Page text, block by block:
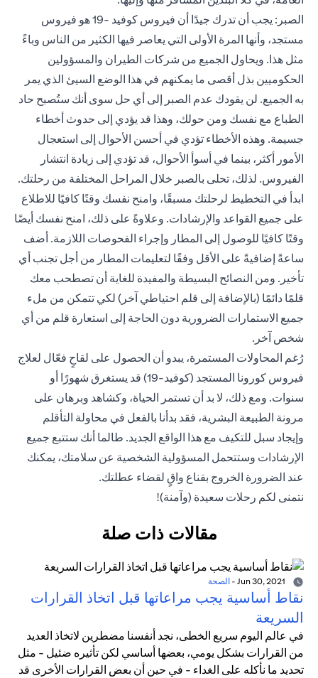
الصبر: يجب أن تدرك جيدًا أن فيروس كوفيد -19 هو فيروس
مستجد، وأنها المرة الأولى التي يعاصر فيها الكثير من الناس وباءً
مثل هذا. ويحاول الجميع من شركات الطيران والمسؤولين
الحكوميين بذل أقصى ما يمكنهم في هذا الوضع السيئ الذي يمر
به الجميع. لن يقودك عدم الصبر إلى أي حل سوى أنك ستُصبح حاد
الطباع مع نفسك ومن حولك، وهذا قد يؤدي إلى حدوث أخطاء
جسيمة. وهذه الأخطاء تؤدي في أحسن الأحوال إلى استعجال
الأمور أكثر، بينما في أسوأ الأحوال، قد تؤدي إلى زيادة انتشار
الفيروس. لذلك، تحلى بالصبر خلال المراحل المختلفة من رحلتك.
ابدأ في التخطيط لرحلتك مسبقًا، وامنح نفسك وقتًا كافيًا للاطلاع
على جميع القواعد والإرشادات. وعلاوةً على ذلك، امنح نفسك أيضًا
وقتًا كافيًا للوصول إلى المطار وإجراء الفحوصات اللازمة. أضف
ساعةً إضافيةً على الأقل وفقًا لتعليمات المطار من أجل تجنب أي
تأخير. ومن النصائح البسيطة والمفيدة للغاية أن تصطحب معك
قلمًا دائمًا (بالإضافة إلى قلم احتياطي آخر) لكي تتمكن من ملء
جميع الاستمارات الضرورية دون الحاجة إلى استعارة قلم من أي
شخص آخر.
رُغم المحاولات المستمرة، يبدو أن الحصول على لقاحٍ فعّال لعلاج
فيروس كورونا المستجد (كوفيد-19) قد يستغرق شهورًا أو
سنوات. ومع ذلك، لا بد أن تستمر الحياة، وكشاهد وبرهان على
مرونة الطبيعة البشرية، فقد بدأنا بالفعل في محاولة التأقلم
وإيجاد سبل للتكيف مع هذا الواقع الجديد. طالما أنك ستتبع جميع
الإرشادات وستتحمل المسؤولية الشخصية عن سلامتك، يمكنك
عند الضرورة الخروج بقناع واقٍ لقضاء عطلتك.
نتمنى لكم رحلات سعيدة (وآمنة)!
مقالات ذات صلة
- الصحة
نقاط أساسية يجب مراعاتها قبل اتخاذ القرارات
السريعة
في عالم اليوم سريع الخطى، نجد أنفسنا مضطرين لاتخاذ العديد
من القرارات بشكل يومي، بعضها أساسي لكن تأثيره ضئيل - مثل
تحديد ما نأكله على الغداء - في حين أن بعض القرارات الأخرى قد